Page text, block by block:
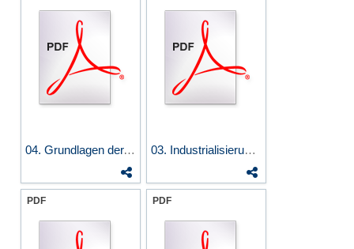
04. Grundlagen der... 03. Industrialisierung &...
PDF PDF